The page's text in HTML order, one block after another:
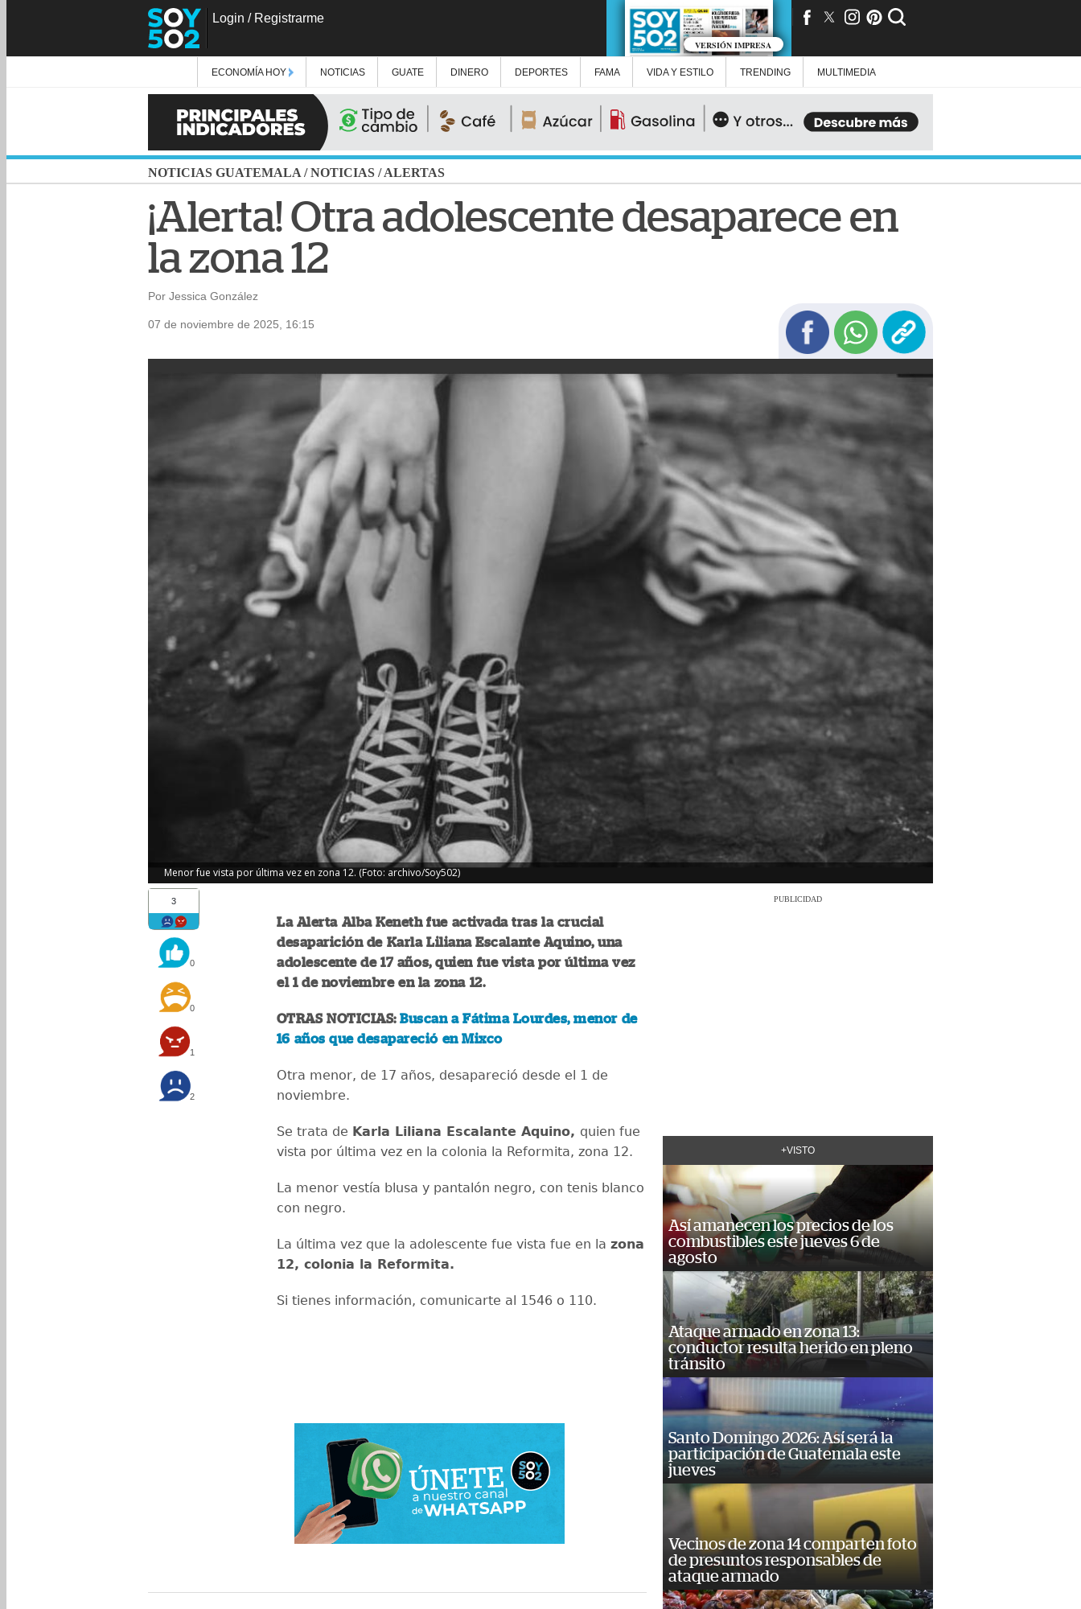
Login / Registrarme
VERSIÓN IMPRESA
ECONOMÍA HOY NOTICIAS GUATE DINERO DEPORTES FAMA VIDA Y ESTILO TRENDING MULTIMEDIA
NOTICIAS GUATEMALA /NOTICIAS /ALERTAS
¡Alerta! Otra adolescente desaparece en
la zona 12
Por Jessica González
07 de noviembre de 2025, 16:15
Menor fue vista por última vez en zona 12. (Foto: archivo/Soy502)
3
0
0
1
2
La Alerta Alba Keneth fue activada tras la crucial
desaparición de Karla Liliana Escalante Aquino, una
adolescente de 17 años, quien fue vista por última vez
el 1 de noviembre en la zona 12.
OTRAS NOTICIAS:Buscan a Fátima Lourdes, menor de
16 años que desapareció en Mixco
Otra menor, de 17 años, desapareció desde el 1 de
noviembre.
Se trata de Karla Liliana Escalante Aquino, quien fue
vista por última vez en la colonia la Reformita, zona 12.
La menor vestía blusa y pantalón negro, con tenis blanco
con negro.
La última vez que la adolescente fue vista fue en la zona
12, colonia la Reformita.
Si tienes información, comunicarte al 1546 o 110.
PUBLICIDAD
+VISTO
Así amanecen los precios de los
combustibles este jueves 6 de
agosto
Ataque armado en zona 13:
conductor resulta herido en pleno
tránsito
Santo Domingo 2026: Así será la
participación de Guatemala este
jueves
Vecinos de zona 14 comparten foto
de presuntos responsables de
ataque armado